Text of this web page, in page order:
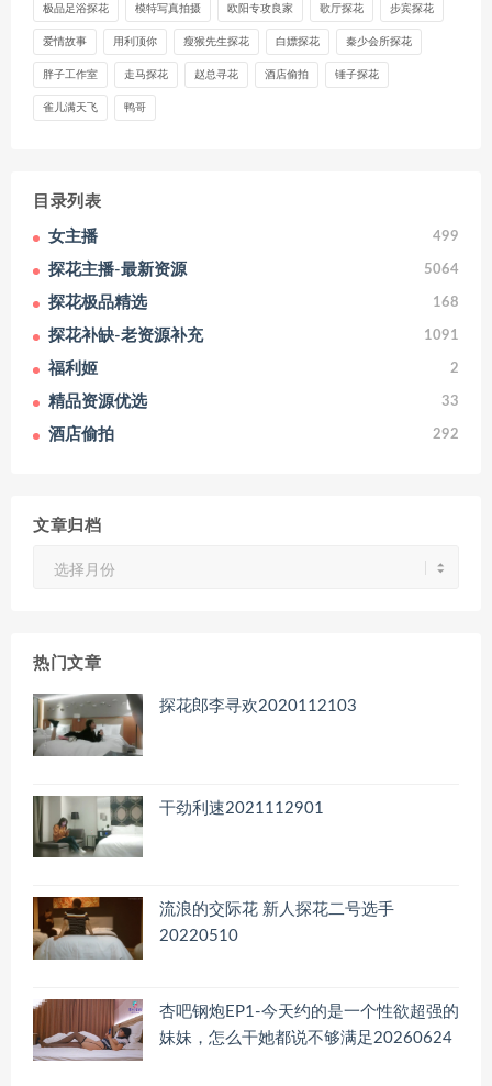
极品足浴探花 模特写真拍摄 欧阳专攻良家 歌厅探花 步宾探花
爱情故事 用利顶你 瘦猴先生探花 白嫖探花 秦少会所探花
胖子工作室 走马探花 赵总寻花 酒店偷拍 锤子探花
雀儿满天飞 鸭哥
目录列表
女主播 499
探花主播-最新资源 5064
探花极品精选 168
探花补缺-老资源补充 1091
福利姬 2
精品资源优选 33
酒店偷拍 292
文章归档
热门文章
探花郎李寻欢2020112103
干劲利速2021112901
流浪的交际花 新人探花二号选手
20220510
杏吧钢炮EP1-今天约的是一个性欲超强的
妹妹，怎么干她都说不够满足20260624